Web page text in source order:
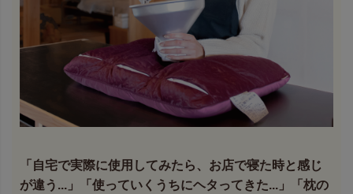
「自宅で実際に使用してみたら、お店で寝た時と感じ
が違う...」「使っていくうちにヘタってきた...」「枕の